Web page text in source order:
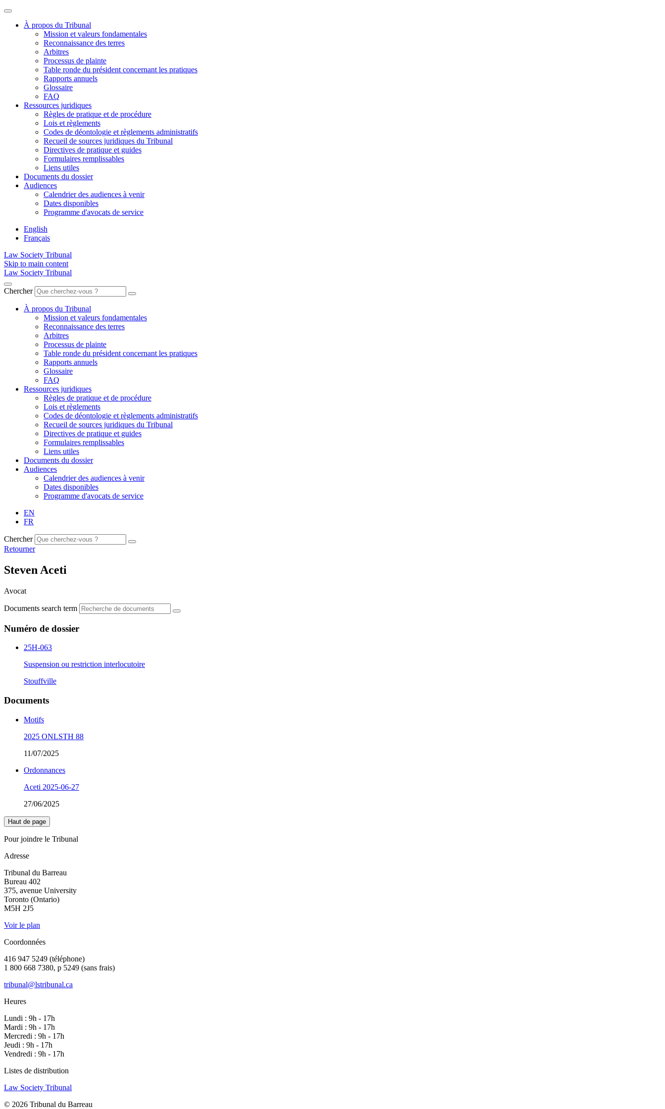
À propos du Tribunal
Mission et valeurs fondamentales
Reconnaissance des terres
Arbitres
Processus de plainte
Table ronde du président concernant les pratiques
Rapports annuels
Glossaire
FAQ
Ressources juridiques
Règles de pratique et de procédure
Lois et règlements
Codes de déontologie et règlements administratifs
Recueil de sources juridiques du Tribunal
Directives de pratique et guides
Formulaires remplissables
Liens utiles
Documents du dossier
Audiences
Calendrier des audiences à venir
Dates disponibles
Programme d'avocats de service
English
Français
Law Society Tribunal
Skip to main content
Law Society Tribunal
Chercher
À propos du Tribunal
Mission et valeurs fondamentales
Reconnaissance des terres
Arbitres
Processus de plainte
Table ronde du président concernant les pratiques
Rapports annuels
Glossaire
FAQ
Ressources juridiques
Règles de pratique et de procédure
Lois et règlements
Codes de déontologie et règlements administratifs
Recueil de sources juridiques du Tribunal
Directives de pratique et guides
Formulaires remplissables
Liens utiles
Documents du dossier
Audiences
Calendrier des audiences à venir
Dates disponibles
Programme d'avocats de service
EN
FR
Chercher
Retourner
Steven Aceti
Avocat
Documents search term
Numéro de dossier
25H-063
Suspension ou restriction interlocutoire
Stouffville
Documents
Motifs
2025 ONLSTH 88
11/07/2025
Ordonnances
Aceti 2025-06-27
27/06/2025
Haut de page
Pour joindre le Tribunal
Adresse
Tribunal du Barreau
Bureau 402
375, avenue University
Toronto (Ontario)
M5H 2J5
Voir le plan
Coordonnées
416 947 5249 (téléphone)
1 800 668 7380, p 5249 (sans frais)
tribunal@lstribunal.ca
Heures
Lundi : 9h - 17h
Mardi : 9h - 17h
Mercredi : 9h - 17h
Jeudi : 9h - 17h
Vendredi : 9h - 17h
Listes de distribution
Law Society Tribunal
© 2026 Tribunal du Barreau